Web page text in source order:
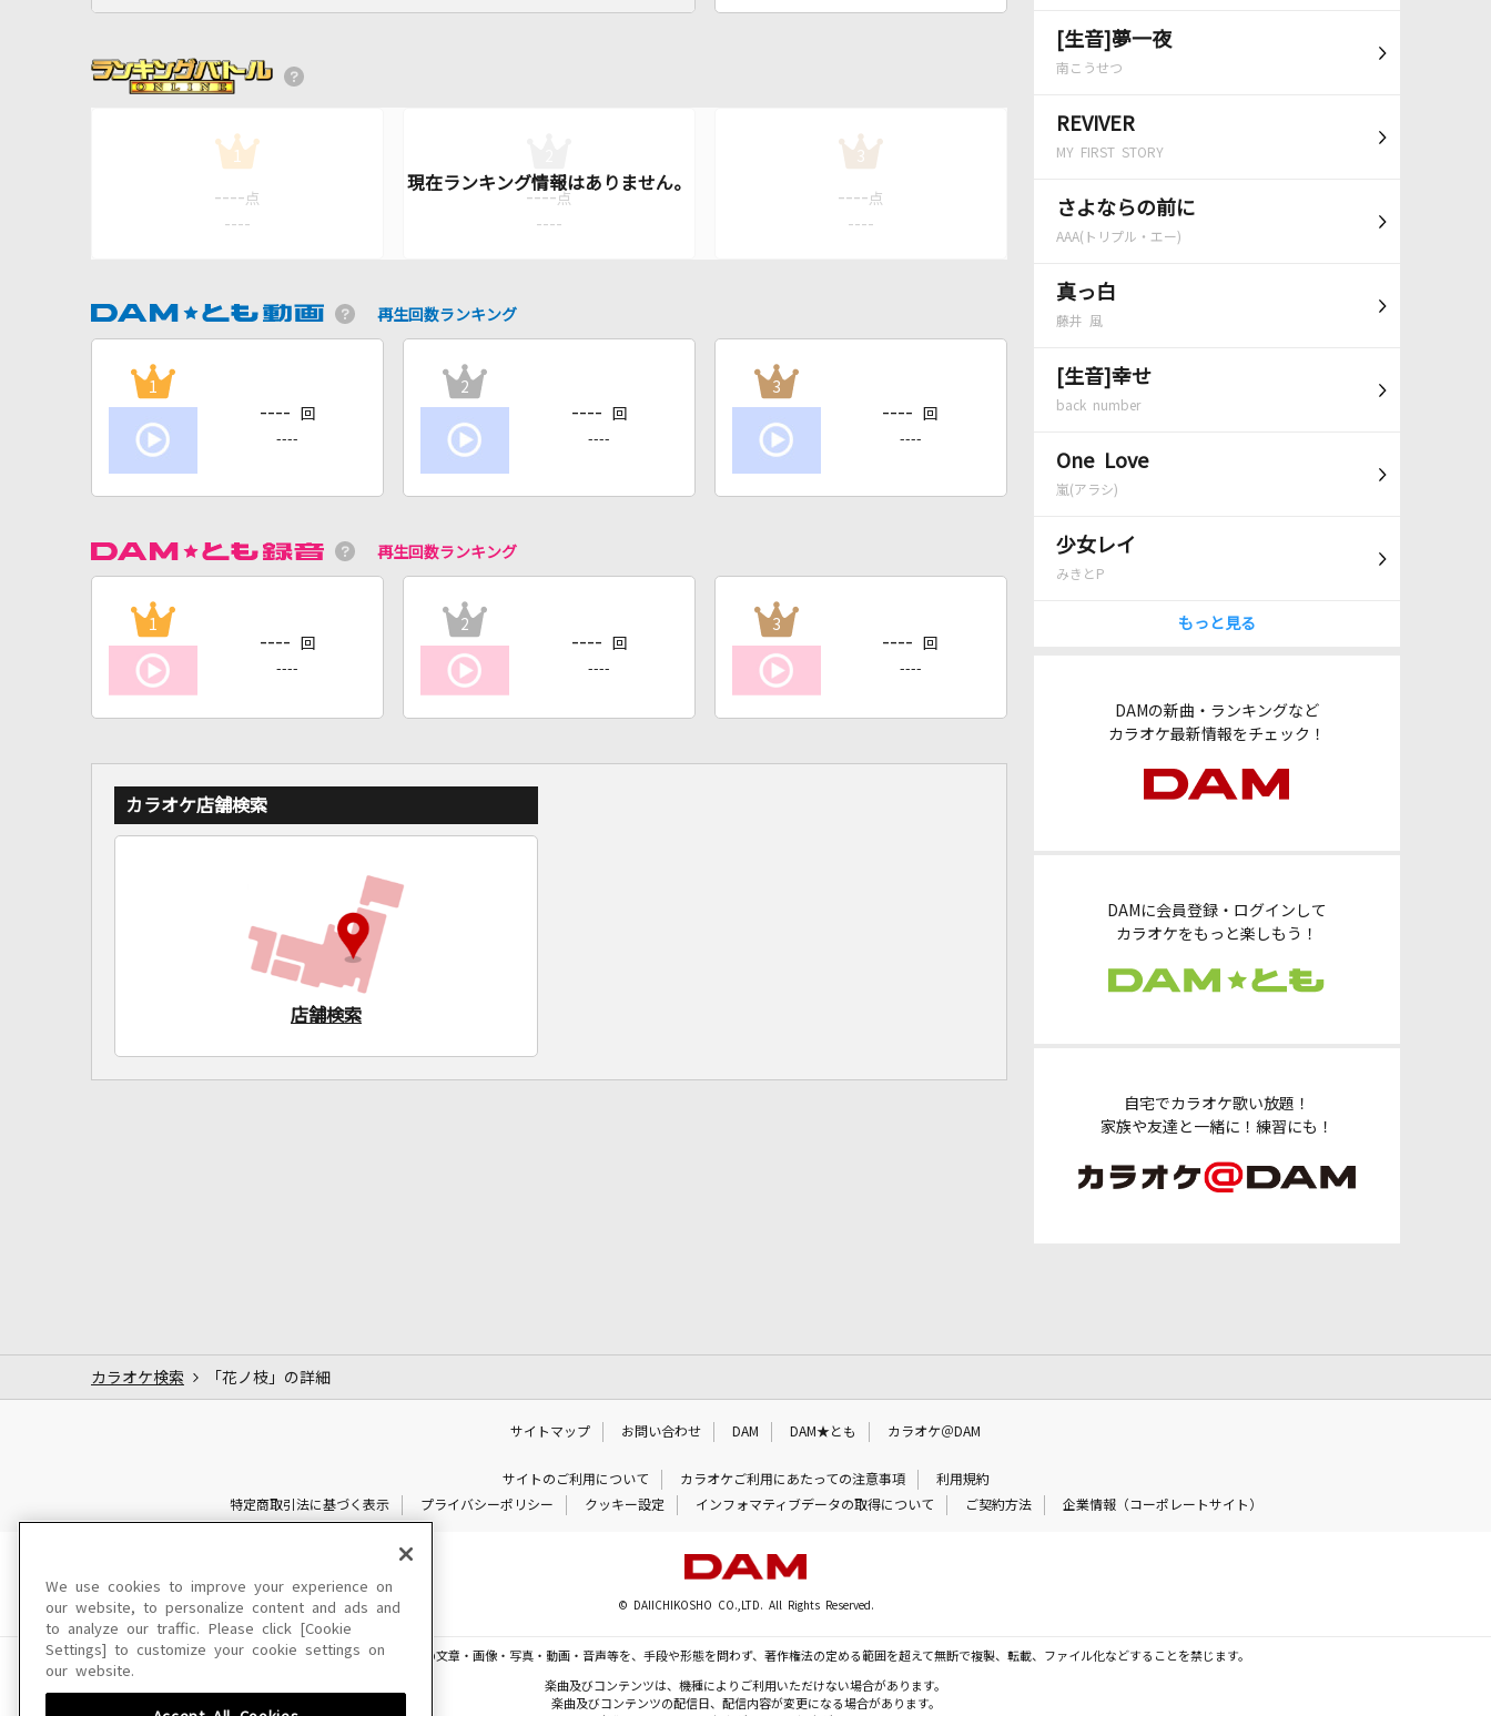
[生音]夢一夜
南こうせつ
REVIVER
MY FIRST STORY
さよならの前に
AAA(トリプル・エー)
真っ白
藤井 風
[生音]幸せ
back number
One Love
嵐(アラシ)
少女レイ
みきとP
もっと見る
DAMの新曲・ランキングなど
カラオケ最新情報をチェック！
DAMに会員登録・ログインして
カラオケをもっと楽しもう！
自宅でカラオケ歌い放題！
家族や友達と一緒に！練習にも！
1
---- 点
----
---- 点
----
3
---- 点
----
再生回数ランキング
1
---- 回
----
2
---- 回
----
3
---- 回
----
再生回数ランキング
1
---- 回
----
2
---- 回
----
3
---- 回
----
カラオケ店舗検索
店舗検索
カラオケ検索 「花ノ枝」の詳細
サイトマップ お問い合わせ DAM DAM★とも カラオケ＠DAM
サイトのご利用について カラオケご利用にあたっての注意事項
利用規約
特定商取引法に基づく表示
プライバシーポリシー クッキー設定 インフォマティブデータの取得について ご契約方法 企業情報（コーポレートサイト）
© DAIICHIKOSHO CO.,LTD. All Rights Reserved.
このサイトに掲載されている一切の文章・画像・写真・動画・音声等を、手段や形態を問わず、著作権法の定める範囲を超えて無断で複製、転載、ファイル化などすることを禁じます。
楽曲及びコンテンツは、機種によりご利用いただけない場合があります。
楽曲及びコンテンツの配信日、配信内容が変更になる場合があります。
We use cookies to improve your experience on
our website, to personalize content and ads and
to analyze our traffic. Please click [Cookie
Settings] to customize your cookie settings on
our website.